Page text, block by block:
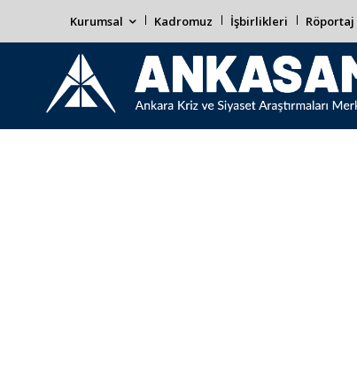
Kurumsal Kadromuz İşbirlikleri Röportaj